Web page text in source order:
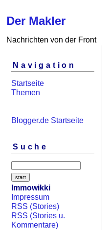
Der Makler
Nachrichten von der Front
Navigation
Startseite
Themen
Blogger.de Startseite
Suche
Immowikki
Impressum
RSS (Stories)
RSS (Stories u.
Kommentare)